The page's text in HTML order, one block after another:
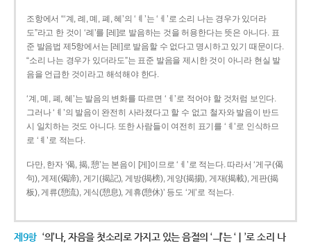
조항에서 “‘계, 례, 몌, 폐, 혜’의 ‘ㅖ’는 ‘ㅔ’로 소리 나는 경우가 있더라
도”라고 한 것이 ‘례’를 [레]로 발음하는 것을 허용한다는 뜻은 아니다. 표
준 발음법 제5항에서는 [레]로 발음할 수 없다고 명시하고 있기 때문이다.
“소리 나는 경우가 있더라도”는 표준 발음을 제시한 것이 아니라 현실 발
음을 언급한 것이라고 해석해야 한다.
‘계, 몌, 폐, 혜’는 발음의 변화를 따르면 ‘ㅔ’로 적어야 할 것처럼 보인다.
그러나 ‘ㅖ’의 발음이 완전히 사라졌다고 할 수 없고 철자와 발음이 반드
시 일치하는 것도 아니다. 또한 사람들이 여전히 표기를 ‘ㅖ’로 인식하므
로 ‘ㅖ’로 적는다.
다만, 한자 ‘偈, 揭, 憩’는 본음이 [게]이므로 ‘ㅔ’로 적는다. 따라서 ‘게구(偈
句), 게제(偈諦), 게기(揭記), 게방(揭榜), 게양(揭揚), 게재(揭載), 게판(揭
板), 게류(憩流), 게식(憩息), 게휴(憩休)’ 등도 ‘게’로 적는다.
제9항 ‘의’나, 자음을 첫소리로 가지고 있는 음절의 ‘ㅢ’는 ‘ㅣ’로 소리 나